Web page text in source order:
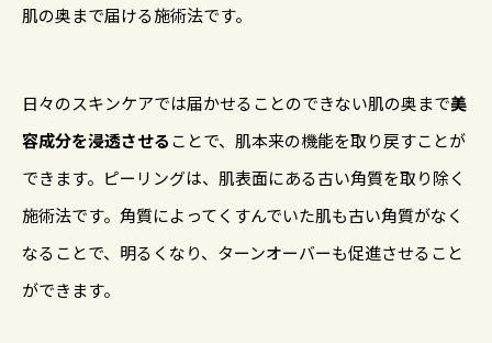
肌の奥まで届ける施術法です。
日々のスキンケアでは届かせることのできない肌の奥まで美
容成分を浸透させることで、肌本来の機能を取り戻すことが
できます。ピーリングは、肌表面にある古い角質を取り除く
施術法です。角質によってくすんでいた肌も古い角質がなく
なることで、明るくなり、ターンオーバーも促進させること
ができます。